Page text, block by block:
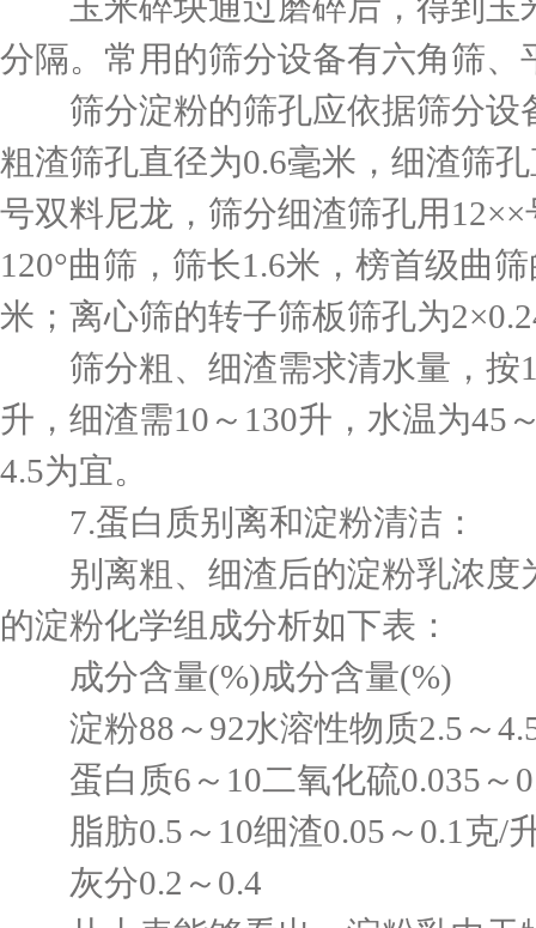
分隔。常用的筛分设备有六角筛
筛分淀粉的筛孔应依据筛分设
粗渣筛孔直径为0.6毫米，细渣筛
号双料尼龙，筛分细渣筛孔用
120°曲筛，筛长1.6米，榜首级曲
米；离心筛的转子筛板筛孔为
筛分粗、细渣需求清水量，按
升，细渣需10～130升，水温为45
4.5为宜。
7.蛋白质别离和淀粉清洁：
别离粗、细渣后的淀粉乳浓度
的淀粉化学组成分析如下表：
成分含量(%)成分含量(%)
淀粉88～92水溶性物质2.5～
蛋白质6～10二氧化硫0.035～
脂肪0.5～10细渣0.05～0.1克/
灰分0.2～0.4